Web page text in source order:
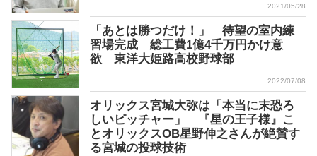
2021/05/28
「あとは勝つだけ！」 待望の室内練
習場完成 総工費1億4千万円かけ意
欲 東洋大姫路高校野球部
2022/07/08
オリックス宮城大弥は「本当に末恐ろ
しいピッチャー」 『星の王子様』こ
とオリックスOB星野伸之さんが絶賛す
る宮城の投球技術